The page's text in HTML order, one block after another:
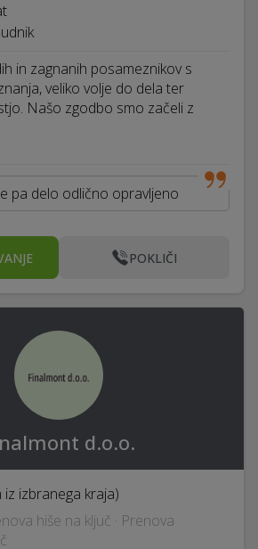
in zagnanih posameznikov s
veliko volje do dela ter
Našo zgodbo smo začeli z
pa delo odlično opravljeno
POKLIČI
d.o.o.
iz izbranega kraja)
hiše na ključ · Prenova